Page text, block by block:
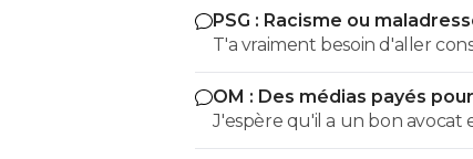
avais été prévenu... tu
mariolle ! faudra pas que tu
chialer comme la dernière fois
bouffon et assumer pour une
vie petit provocateur
PSG : Racisme ou
écarte Suzuki
T'a vraiment besoin d'aller
professionnel de santé...tu vois
partout toi gros malade mdr
OM : Des médias payés
l’OL, McCourt accusé
J'espère qu'il a un bon avocat
bonnes preuves parce qu'il va